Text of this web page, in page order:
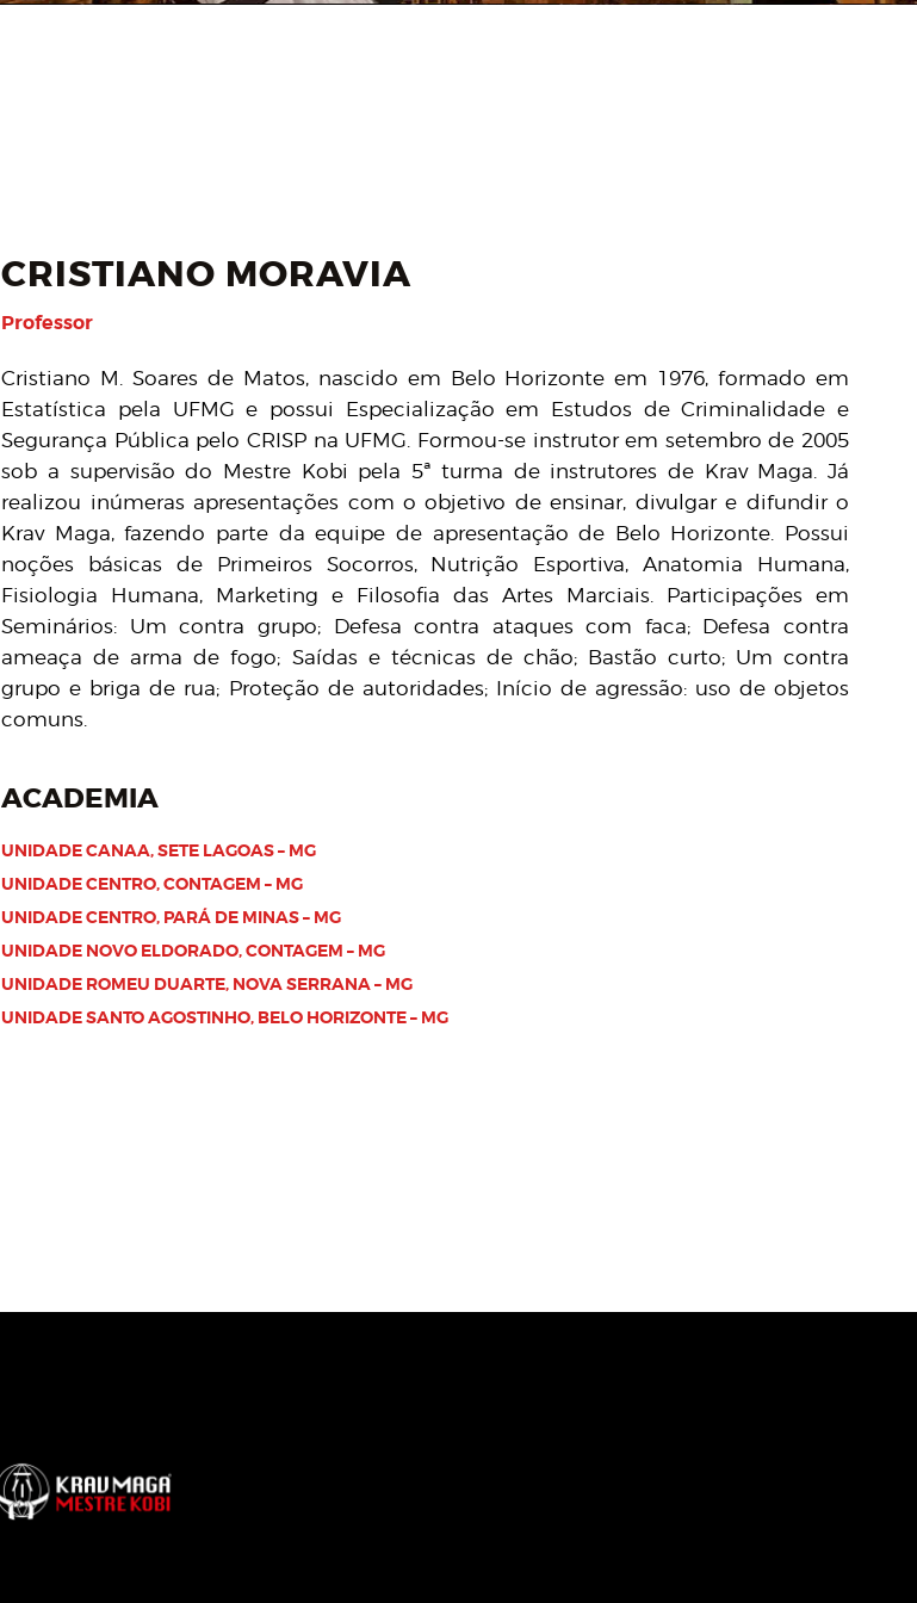
CRISTIANO MORAVIA
Professor
Cristiano M. Soares de Matos, nascido em Belo Horizonte em 1976, formado em
Estatística pela UFMG e possui Especialização em Estudos de Criminalidade e
Segurança Pública pelo CRISP na UFMG. Formou-se instrutor em setembro de 2005
sob a supervisão do Mestre Kobi pela 5ª turma de instrutores de Krav Maga. Já
realizou inúmeras apresentações com o objetivo de ensinar, divulgar e difundir o
Krav Maga, fazendo parte da equipe de apresentação de Belo Horizonte. Possui
noções básicas de Primeiros Socorros, Nutrição Esportiva, Anatomia Humana,
Fisiologia Humana, Marketing e Filosofia das Artes Marciais. Participações em
Seminários: Um contra grupo; Defesa contra ataques com faca; Defesa contra
ameaça de arma de fogo; Saídas e técnicas de chão; Bastão curto; Um contra
grupo e briga de rua; Proteção de autoridades; Início de agressão: uso de objetos
comuns.
ACADEMIA
UNIDADE CANAA, SETE LAGOAS – MG
UNIDADE CENTRO, CONTAGEM – MG
UNIDADE CENTRO, PARÁ DE MINAS – MG
UNIDADE NOVO ELDORADO, CONTAGEM – MG
UNIDADE ROMEU DUARTE, NOVA SERRANA – MG
UNIDADE SANTO AGOSTINHO, BELO HORIZONTE – MG